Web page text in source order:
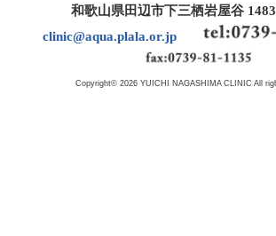
和歌山県田辺市下三栖岩屋谷
clinic@aqua.plala.or.jp
Copyright© 2026 YUICHI NAGASHIMA CLINIC All